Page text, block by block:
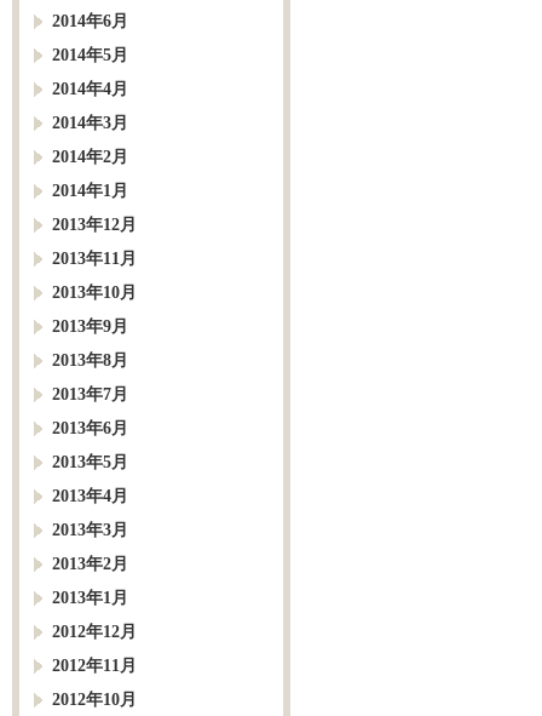
2014年6月
2014年5月
2014年4月
2014年3月
2014年2月
2014年1月
2013年12月
2013年11月
2013年10月
2013年9月
2013年8月
2013年7月
2013年6月
2013年5月
2013年4月
2013年3月
2013年2月
2013年1月
2012年12月
2012年11月
2012年10月